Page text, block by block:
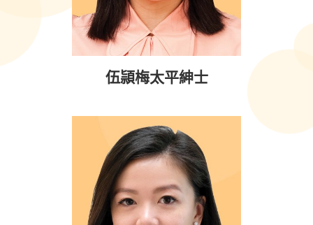
伍頴梅太平紳士